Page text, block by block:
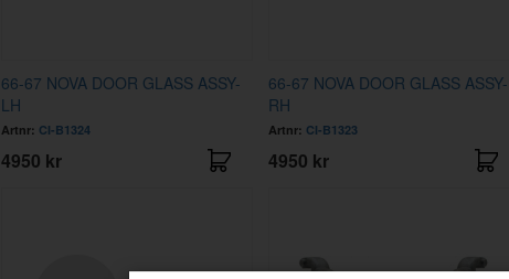
66-67 NOVA DOOR GLASS ASSY-
LH
Artnr: CI-B1324
4950 kr
66-67 NOVA DOOR GLASS ASSY-
RH
Artnr: CI-B1323
4950 kr